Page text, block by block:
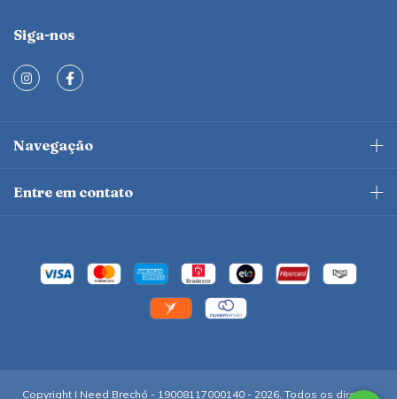
Siga-nos
Navegação
Entre em contato
Copyright I Need Brechó - 19008117000140 - 2026. Todos os direitos